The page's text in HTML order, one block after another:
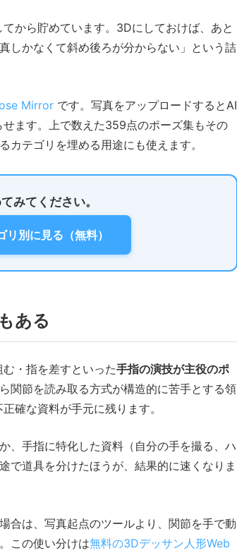
から貯めています。3Dにしておけば、あと
しかなくて斜め後ろが分からない」という詰
Mirror です。写真をアップロードするとAI
ます。上で数えた359点のポーズ集もその
カテゴリを埋める用途にも使えます。
みてください。
別に見る（無料）
ある
・指を差すといった手指の演技が主役のポ
関節を読み取る方式が構造的に苦手とする領
確な資料が手元に残ります。
、手指に特化した資料（自分の手を撮る、ハ
で道具を分けたほうが、結果的に速くなりま
場合は、写真起点のツールより、関節を手で動
この使い分けは無料の3Dデッサン人形Web